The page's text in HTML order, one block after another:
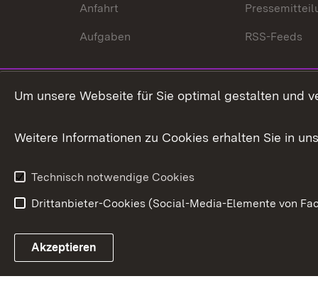
Anfahrt
Aufgaben RSS-Feeds
Link zum Landesportal
Um unsere Webseite für Sie optimal gestalten und
Weitere Informationen zu Cookies erhalten Sie in
Technisch notwendige Cookies
Drittanbieter-Cookies (Social-Media-Elemente von
Akzeptieren